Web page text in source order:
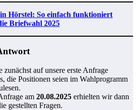
Hörstel: So einfach funktioniert
Briefwahl 2025
auf unsere erste Anfrage
die Positionen seien im Wahlprogramm
am 20.08.2025 erhielten wir dann
gestellten Fragen.